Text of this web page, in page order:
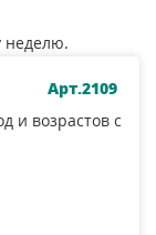
неделю.
Арт.2109
и возрастов с